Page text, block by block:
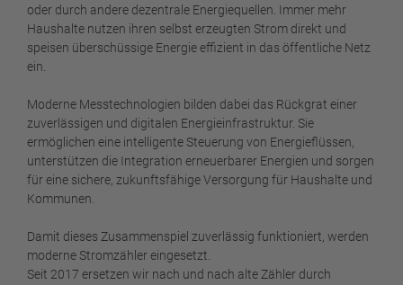
oder durch andere dezentrale Energiequellen. Immer mehr
Haushalte nutzen ihren selbst erzeugten Strom direkt und
speisen überschüssige Energie effizient in das öffentliche Netz
ein.
Moderne Messtechnologien bilden dabei das Rückgrat einer
zuverlässigen und digitalen Energieinfrastruktur. Sie
ermöglichen eine intelligente Steuerung von Energieflüssen,
unterstützen die Integration erneuerbarer Energien und sorgen
für eine sichere, zukunftsfähige Versorgung für Haushalte und
Kommunen.
Damit dieses Zusammenspiel zuverlässig funktioniert, werden
moderne Stromzähler eingesetzt.
Seit 2017 ersetzen wir nach und nach alte Zähler durch